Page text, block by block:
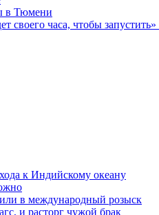
в Тюмени
к Индийскому океану
в международный розыск
и расторг чужой брак